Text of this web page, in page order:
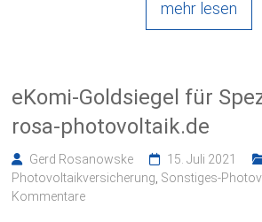
mehr lesen
eKomi-Goldsiegel für
rosa-photovoltaik.de
Gerd Rosanowske 15. Juli 2021
Photovoltaikversicherung Sonstiges-
Kommentare